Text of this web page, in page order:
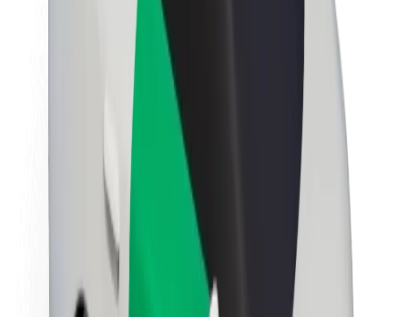
Fenntarthatóság a Boltnál
Project Zero
Sajtószoba
Küldetés
Befektetői kapcsolatok
Vezetőség
Média